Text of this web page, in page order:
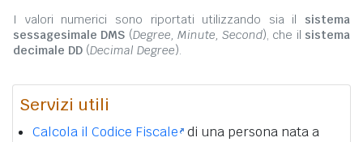
I valori numerici sono riportati utilizzando sia il sistema
sessagesimale DMS (Degree, Minute, Second), che il sistema
decimale DD (Decimal Degree).
Servizi utili
Calcola il Codice Fiscale di una persona nata a